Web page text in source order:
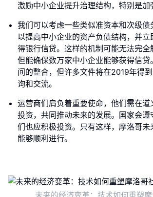
激励中小企业提升治理结构，特别是加
我们可以考虑一些类似准资本和次级债
以提高中小企业的资产负债结构，并立
得银行信贷。这样的机制可能无法完全
但能确保数万家中小企业能够获得信贷
间的整合，但许多文件将在2019年得
询和交流。
运营商们肩负着重要使命，他们需在道
投资，共同推动未来的发展。国家会遵
们也应积极投资。只有这样，摩洛哥未
能够顺利进行。
未来的经济变革：技术如何重塑